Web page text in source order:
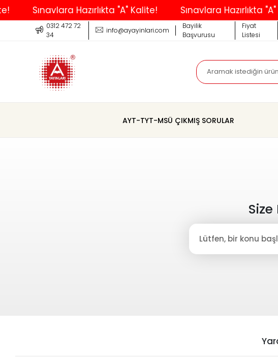
Sınavlara Hazırlıkta "A" Kalite! Sınavlara Hazırlıkta "A"
0312 472 72
34
info@ayayinlari.com
Bayilik
Başvurusu
Fiyat
Listesi
AYT-TYT-MSÜ ÇIKMIŞ SORULAR
Size